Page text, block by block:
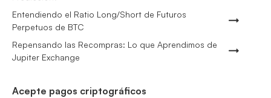
Entendiendo el Ratio Long/Short de Futuros
Perpetuos de BTC
Repensando las Recompras: Lo que Aprendimos de
Jupiter Exchange
Acepte pagos criptográficos